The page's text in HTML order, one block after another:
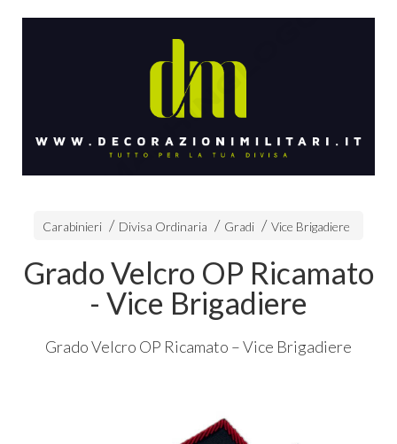
Carabinieri Divisa Ordinaria Gradi Vice Brigadiere
Grado Velcro OP Ricamato
- Vice Brigadiere
Grado Velcro OP Ricamato – Vice Brigadiere